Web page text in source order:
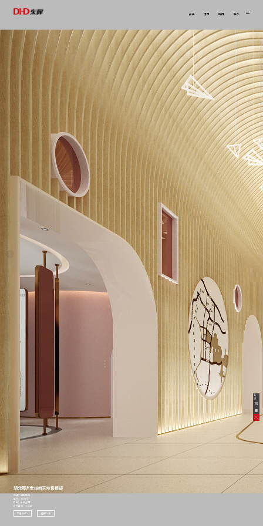
关于 项目 新闻 联系
湖北鄂州宏维新天地售楼部
地点：湖北鄂州
面积：1160㎡
风格：亲子主题
竣工时间：2019年
查看介绍 > 返回上级
在
线
服